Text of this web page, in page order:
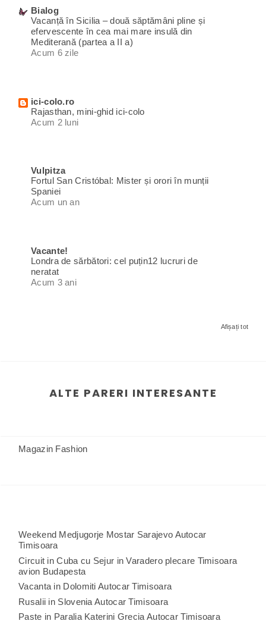
Bialog
Vacanță în Sicilia – două săptămâni pline și
efervescente în cea mai mare insulă din
Mediterană (partea a II a)
Acum 6 zile
ici-colo.ro
Rajasthan, mini-ghid ici-colo
Acum 2 luni
Vulpitza
Fortul San Cristóbal: Mister și orori în munții
Spaniei
Acum un an
Vacante!
Londra de sărbători: cel puțin12 lucruri de
neratat
Acum 3 ani
Afișați tot
ALTE PARERI INTERESANTE
Magazin Fashion
Weekend Medjugorje Mostar Sarajevo Autocar
Timisoara
Circuit in Cuba cu Sejur in Varadero plecare Timisoara
avion Budapesta
Vacanta in Dolomiti Autocar Timisoara
Rusalii in Slovenia Autocar Timisoara
Paste in Paralia Katerini Grecia Autocar Timisoara